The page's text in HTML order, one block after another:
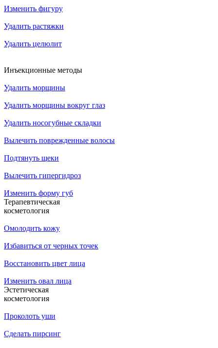
Изменить фигуру
Удалить растяжки
Удалить целюлит
Инъекционные методы
Удалить морщины
Удалить морщины вокруг глаз
Удалить носогубные складки
Вылечить поврежденные волосы
Подтянуть щеки
Вылечить гипергидроз
Изменить форму губ
Терапевтическая
косметология
Омолодить кожу
Избавиться от черных точек
Восстановить цвет лица
Изменить овал лица
Эстетическая
косметология
Проколоть уши
Сделать пирсинг